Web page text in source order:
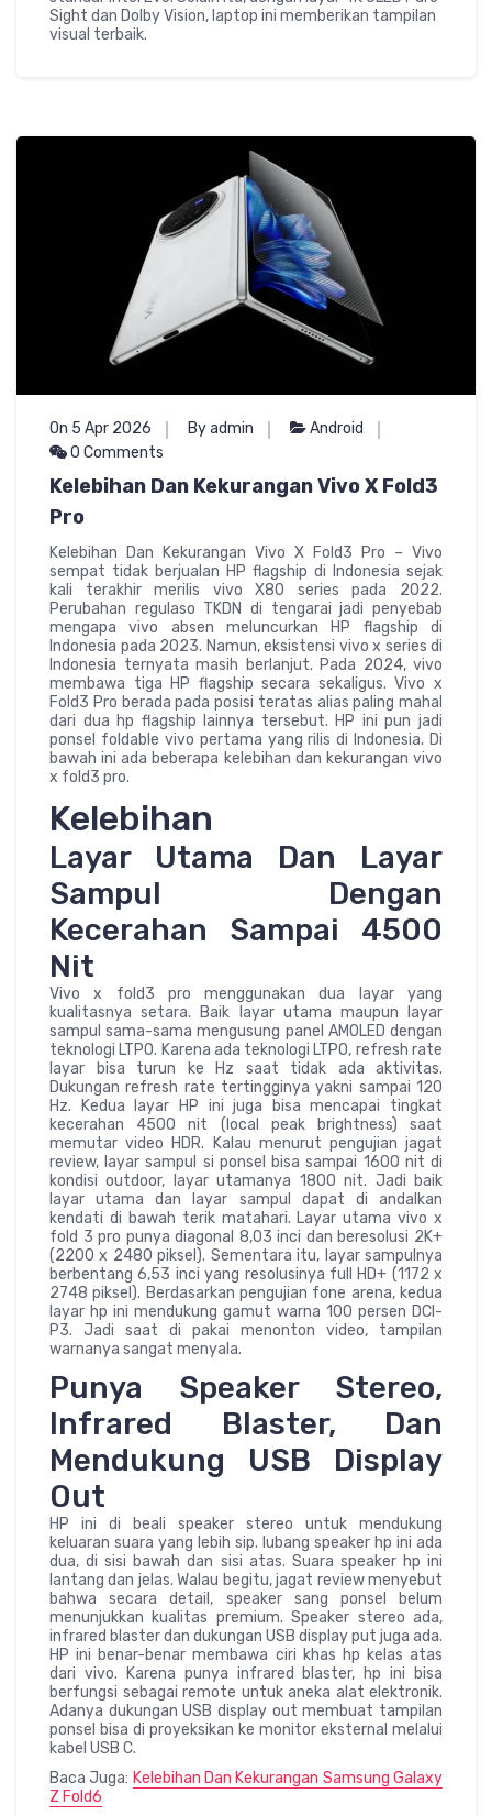
Sight dan Dolby Vision, laptop ini memberikan tampilan
visual terbaik.
On 5 Apr 2026 By admin
Android
0 Comments
Kelebihan Dan Kekurangan Vivo X Fold3
Pro
Kelebihan Dan Kekurangan Vivo X Fold3 Pro – Vivo
sempat tidak berjualan HP flagship di Indonesia sejak
kali terakhir merilis vivo X80 series pada 2022.
Perubahan regulaso TKDN di tengarai jadi penyebab
mengapa vivo absen meluncurkan HP flagship di
Indonesia pada 2023. Namun, eksistensi vivo x series di
Indonesia ternyata masih berlanjut. Pada 2024, vivo
membawa tiga HP flagship secara sekaligus. Vivo x
Fold3 Pro berada pada posisi teratas alias paling mahal
dari dua hp flagship lainnya tersebut. HP ini pun jadi
ponsel foldable vivo pertama yang rilis di Indonesia. Di
bawah ini ada beberapa kelebihan dan kekurangan vivo
x fold3 pro.
Kelebihan
Layar Utama Dan Layar
Sampul Dengan
Kecerahan Sampai 4500
Nit
Vivo x fold3 pro menggunakan dua layar yang
kualitasnya setara. Baik layar utama maupun layar
sampul sama-sama mengusung panel AMOLED dengan
teknologi LTPO. Karena ada teknologi LTPO, refresh rate
layar bisa turun ke Hz saat tidak ada aktivitas.
Dukungan refresh rate tertingginya yakni sampai 120
Hz. Kedua layar HP ini juga bisa mencapai tingkat
kecerahan 4500 nit (local peak brightness) saat
memutar video HDR. Kalau menurut pengujian jagat
review, layar sampul si ponsel bisa sampai 1600 nit di
kondisi outdoor, layar utamanya 1800 nit. Jadi baik
layar utama dan layar sampul dapat di andalkan
kendati di bawah terik matahari. Layar utama vivo x
fold 3 pro punya diagonal 8,03 inci dan beresolusi 2K+
(2200 x 2480 piksel). Sementara itu, layar sampulnya
berbentang 6,53 inci yang resolusinya full HD+ (1172 x
2748 piksel). Berdasarkan pengujian fone arena, kedua
layar hp ini mendukung gamut warna 100 persen DCI-
P3. Jadi saat di pakai menonton video, tampilan
warnanya sangat menyala.
Punya Speaker Stereo,
Infrared Blaster, Dan
Mendukung USB Display
Out
HP ini di beali speaker stereo untuk mendukung
keluaran suara yang lebih sip. lubang speaker hp ini ada
dua, di sisi bawah dan sisi atas. Suara speaker hp ini
lantang dan jelas. Walau begitu, jagat review menyebut
bahwa secara detail, speaker sang ponsel belum
menunjukkan kualitas premium. Speaker stereo ada,
infrared blaster dan dukungan USB display put juga ada.
HP ini benar-benar membawa ciri khas hp kelas atas
dari vivo. Karena punya infrared blaster, hp ini bisa
berfungsi sebagai remote untuk aneka alat elektronik.
Adanya dukungan USB display out membuat tampilan
ponsel bisa di proyeksikan ke monitor eksternal melalui
kabel USB C.
Baca Juga: Kelebihan Dan Kekurangan Samsung Galaxy
Z Fold6